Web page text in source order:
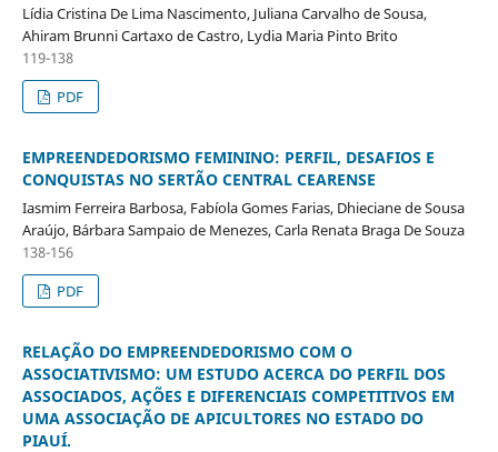
Lídia Cristina De Lima Nascimento, Juliana Carvalho de Sousa,
Ahiram Brunni Cartaxo de Castro, Lydia Maria Pinto Brito
119-138
PDF
EMPREENDEDORISMO FEMININO: PERFIL, DESAFIOS E
CONQUISTAS NO SERTÃO CENTRAL CEARENSE
Iasmim Ferreira Barbosa, Fabíola Gomes Farias, Dhieciane de Sousa
Araújo, Bárbara Sampaio de Menezes, Carla Renata Braga De Souza
138-156
PDF
RELAÇÃO DO EMPREENDEDORISMO COM O
ASSOCIATIVISMO: UM ESTUDO ACERCA DO PERFIL DOS
ASSOCIADOS, AÇÕES E DIFERENCIAIS COMPETITIVOS EM
UMA ASSOCIAÇÃO DE APICULTORES NO ESTADO DO
PIAUÍ.